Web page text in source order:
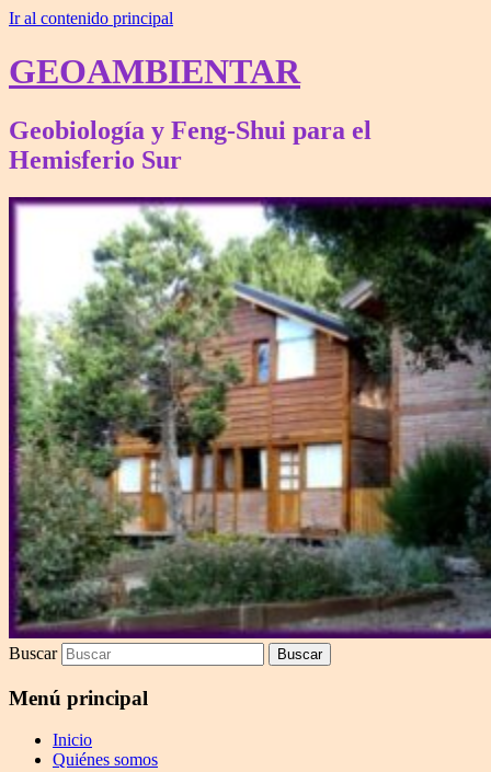
Ir al contenido principal
GEOAMBIENTAR
Geobiología y Feng-Shui para el
Hemisferio Sur
Buscar
Menú principal
Inicio
Quiénes somos